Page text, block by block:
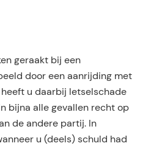
geraakt bij een
door een aanrijding met
u daarbij letselschade
bijna alle gevallen recht op
de andere partij. In
u (deels) schuld had